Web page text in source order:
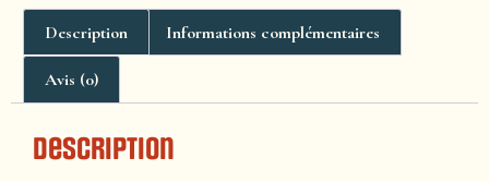
Description Informations complémentaires
Avis (0)
Description